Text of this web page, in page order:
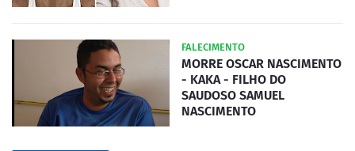
FALECIMENTO
MORRE OSCAR NASCIMENTO
- KAKA - FILHO DO
SAUDOSO SAMUEL
NASCIMENTO